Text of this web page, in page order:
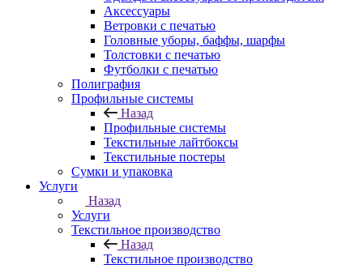
Аксессуары
Ветровки с печатью
Головные уборы, баффы, шарфы
Толстовки с печатью
Футболки с печатью
Полиграфия
Профильные системы
Назад
Профильные системы
Текстильные лайтбоксы
Текстильные постеры
Сумки и упаковка
Услуги
Назад
Услуги
Текстильное производство
Назад
Текстильное производство